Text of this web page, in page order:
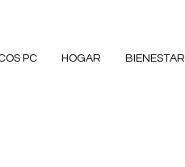
PC HOGAR BIENESTAR